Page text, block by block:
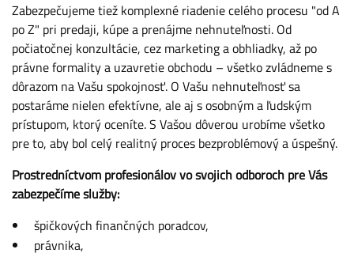
Zabezpečujeme tiež komplexné riadenie celého procesu "od A
po Z" pri predaji, kúpe a prenájme nehnuteľnosti. Od
počiatočnej konzultácie, cez marketing a obhliadky, až po
právne formality a uzavretie obchodu – všetko zvládneme s
dôrazom na Vašu spokojnosť. O Vašu nehnuteľnosť sa
postaráme nielen efektívne, ale aj s osobným a ľudským
prístupom, ktorý oceníte. S Vašou dôverou urobíme všetko
pre to, aby bol celý realitný proces bezproblémový a úspešný.
Prostredníctvom profesionálov vo svojich odboroch pre Vás
zabezpečíme služby:
špičkových finančných poradcov,
právnika,